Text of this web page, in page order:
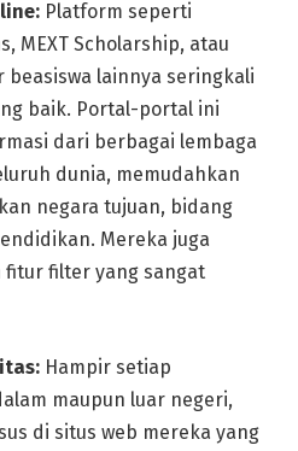
Platform seperti
MEXT Scholarship, atau
lainnya seringkali
baik. Portal-portal ini
dari berbagai lembaga
dunia, memudahkan
negara tujuan, bidang
Mereka juga
filter yang sangat
Hampir setiap
maupun luar negeri,
di situs web mereka yang